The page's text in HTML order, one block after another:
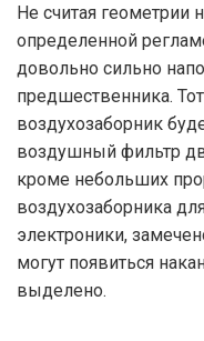
Не считая геометрии
определенной
довольно сильно
предшественника.
воздухозаборник
воздушный фильтр
кроме небольших
воздухозаборника
электроники,
могут появиться
выделено.